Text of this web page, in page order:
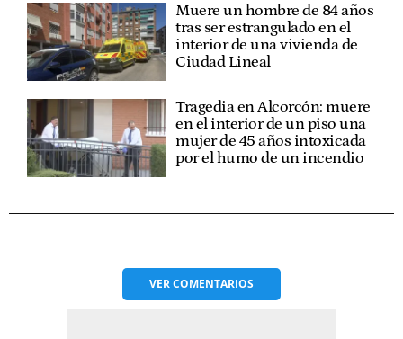
Muere un hombre de 84 años
tras ser estrangulado en el
interior de una vivienda de
Ciudad Lineal
Tragedia en Alcorcón: muere
en el interior de un piso una
mujer de 45 años intoxicada
por el humo de un incendio
VERCOMENTARIOS